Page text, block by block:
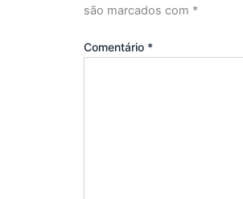
são marcados com *
Comentário *